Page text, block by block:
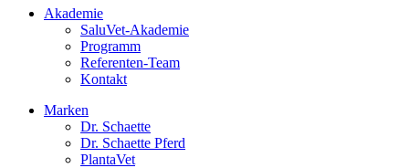
Akademie
SaluVet-Akademie
Programm
Referenten-Team
Kontakt
Marken
Dr. Schaette
Dr. Schaette Pferd
PlantaVet